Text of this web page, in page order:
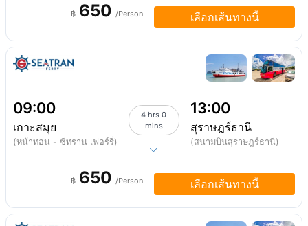
฿ 650 /Person เลือกเส้นทางนี้
09:00
เกาะสมุย
(หน้าทอน - ซีทราน เฟอร์รี่)
4 hrs 0
mins
13:00
สุราษฎร์ธานี
(สนามบินสุราษฎร์ธานี)
฿ 650 /Person เลือกเส้นทางนี้